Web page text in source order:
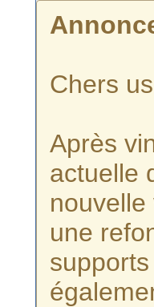
Chers
Après
actuelle
nouvelle
une